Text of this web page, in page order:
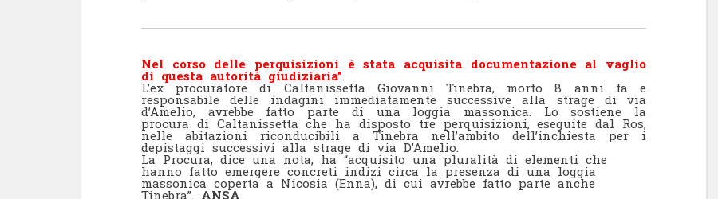
Nel corso delle perquisizioni è stata acquisita documentazione al vaglio
di questa autorità giudiziaria”.
L’ex procuratore di Caltanissetta Giovanni Tinebra, morto 8 anni fa e
responsabile delle indagini immediatamente successive alla strage di via
d’Amelio, avrebbe fatto parte di una loggia massonica. Lo sostiene la
procura di Caltanissetta che ha disposto tre perquisizioni, eseguite dal Ros,
nelle abitazioni riconducibili a Tinebra nell’ambito dell’inchiesta per i
depistaggi successivi alla strage di via D’Amelio.
La Procura, dice una nota, ha “acquisito una pluralità di elementi che
hanno fatto emergere concreti indizi circa la presenza di una loggia
massonica coperta a Nicosia (Enna), di cui avrebbe fatto parte anche
Tinebra”. ANSA